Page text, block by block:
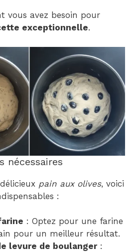
vous avez besoin pour
exceptionnelle.
nécessaires
pain aux olives, voici
:
: Optez pour une farine
pour un meilleur résultat.
levure de boulanger: